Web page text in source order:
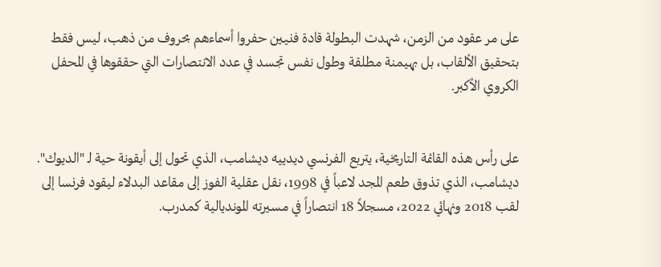
على مر عقود من الزمن، شهدت البطولة قادة فنيين حفروا أسماءهم بحروف من ذهب، ليس فقط
بتحقيق الألقاب، بل بهيمنة مطلقة وطول نفس تجسد في عدد الانتصارات التي حققوها في المحفل
الكروي الأكبر.
على رأس هذه القائمة التاريخية، يتربع الفرنسي ديدييه ديشامب، الذي تحول إلى أيقونة حية لـ "الديوك".
ديشامب، الذي تذوق طعم المجد لاعباً في 1998، نقل عقلية الفوز إلى مقاعد البدلاء ليقود فرنسا إلى
لقب 2018 ونهائي 2022، مسجلاً 18 انتصاراً في مسيرته المونديالية كمدرب.